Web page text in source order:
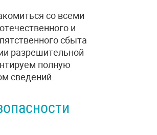
со всеми
и
сбыта
разрешительной
полную
сведений.